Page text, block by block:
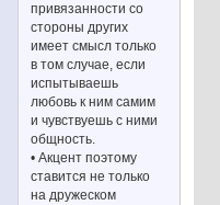
привязанности со
стороны других
имеет смысл только
в том случае, если
испытываешь
любовь к ним самим
и чувствуешь с ними
общность.
• Акцент поэтому
ставится не только
на дружеском